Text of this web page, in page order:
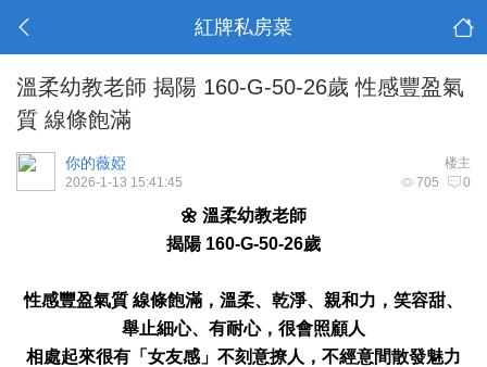
紅牌私房菜
溫柔幼教老師 揭陽 160-G-50-26歲 性感豐盈氣
質 線條飽滿
楼主
你的薇婭
705 0
2026-1-13 15:41:45
🌼 溫柔幼教老師
揭陽 160-G-50-26歲
性感豐盈氣質 線條飽滿，溫柔、乾淨、親和力，笑容甜、
舉止細心、有耐心，很會照顧人
相處起來很有「女友感」不刻意撩人，不經意間散發魅力